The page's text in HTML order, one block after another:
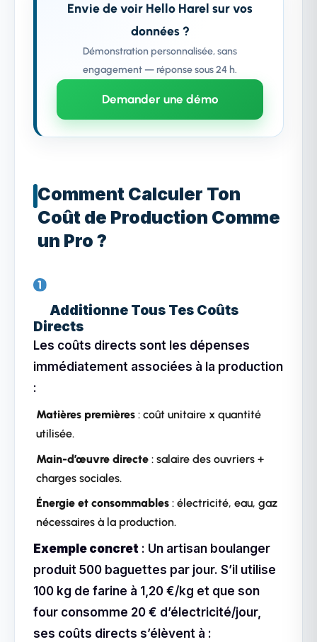
Envie de voir Hello Harel sur vos
données ?
Démonstration personnalisée, sans
engagement — réponse sous 24 h.
Demander une démo
Comment Calculer Ton
Coût de Production Comme
un Pro ?
Additionne Tous Tes Coûts
Directs
Les coûts directs sont les dépenses
immédiatement associées à la production
:
Matières premières : coût unitaire x quantité
utilisée.
Main-d’œuvre directe : salaire des ouvriers +
charges sociales.
Énergie et consommables : électricité, eau, gaz
nécessaires à la production.
Exemple concret : Un artisan boulanger
produit 500 baguettes par jour. S’il utilise
100 kg de farine à 1,20 €/kg et que son
four consomme 20 € d’électricité/jour,
ses coûts directs s’élèvent à :